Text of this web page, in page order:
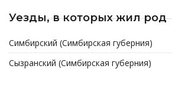
Уезды, в которых жил род
Симбирский (Симбирская губерния)
Сызранский (Симбирская губерния)